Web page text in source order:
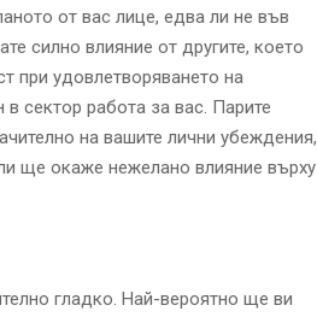
от вас лице, едва ли не във
силно влияние от другите, което
при удовлетворяването на
сектор работа за вас. Парите
на вашите лични убеждения,
ще окаже нежелано влияние върху
гладко. Най-вероятно ще ви